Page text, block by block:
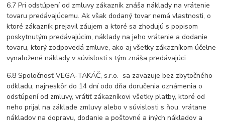
6.7 Pri odstúpení od zmluvy zákazník znáša náklady na vrátenie
tovaru predávajúcemu. Ak však dodaný tovar nemá vlastnosti, o
ktoré zákazník prejavil záujem a ktoré sa zhodujú s popisom
poskytnutým predávajúcim, náklady na jeho vrátenie a dodanie
tovaru, ktorý zodpovedá zmluve, ako aj všetky zákazníkom účelne
vynaložené náklady v súvislosti s tým znáša predávajúci.
6.8 Spoločnosť VEGA-TAKÁČ, s.r.o. sa zaväzuje bez zbytočného
odkladu, najneskôr do 14 dní odo dňa doručenia oznámenia o
odstúpení od zmluvy, vrátiť zákazníkovi všetky platby, ktoré od
neho prijal na základe zmluvy alebo v súvislosti s ňou, vrátane
nákladov na dopravu, dodanie a poštovné a iných nákladov a